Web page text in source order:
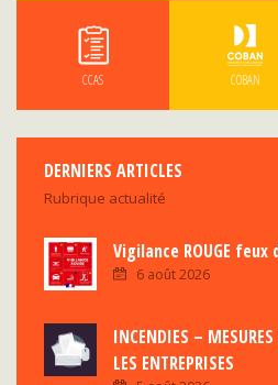
CCAS COBAN
DERNIERS ARTICLES
Rubrique actualité
Vigilance ROUGE
6 août 2026
INCENDIES –
LES ENTREPRISES